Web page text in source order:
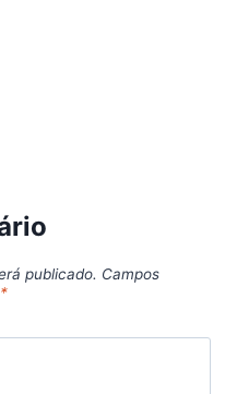
publicado. Campos
*